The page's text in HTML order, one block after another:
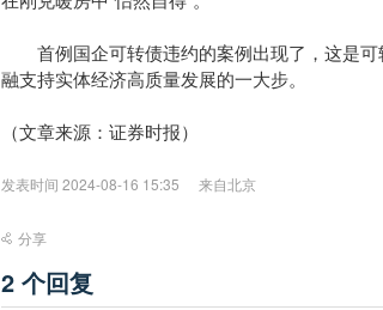
首例国企可转债违约的案例出现了，这是可
融支持实体经济高质量发展的一大步。
（文章来源：证券时报）
发表时间 2024-08-16 15:35 来自北京
分享
2 个回复